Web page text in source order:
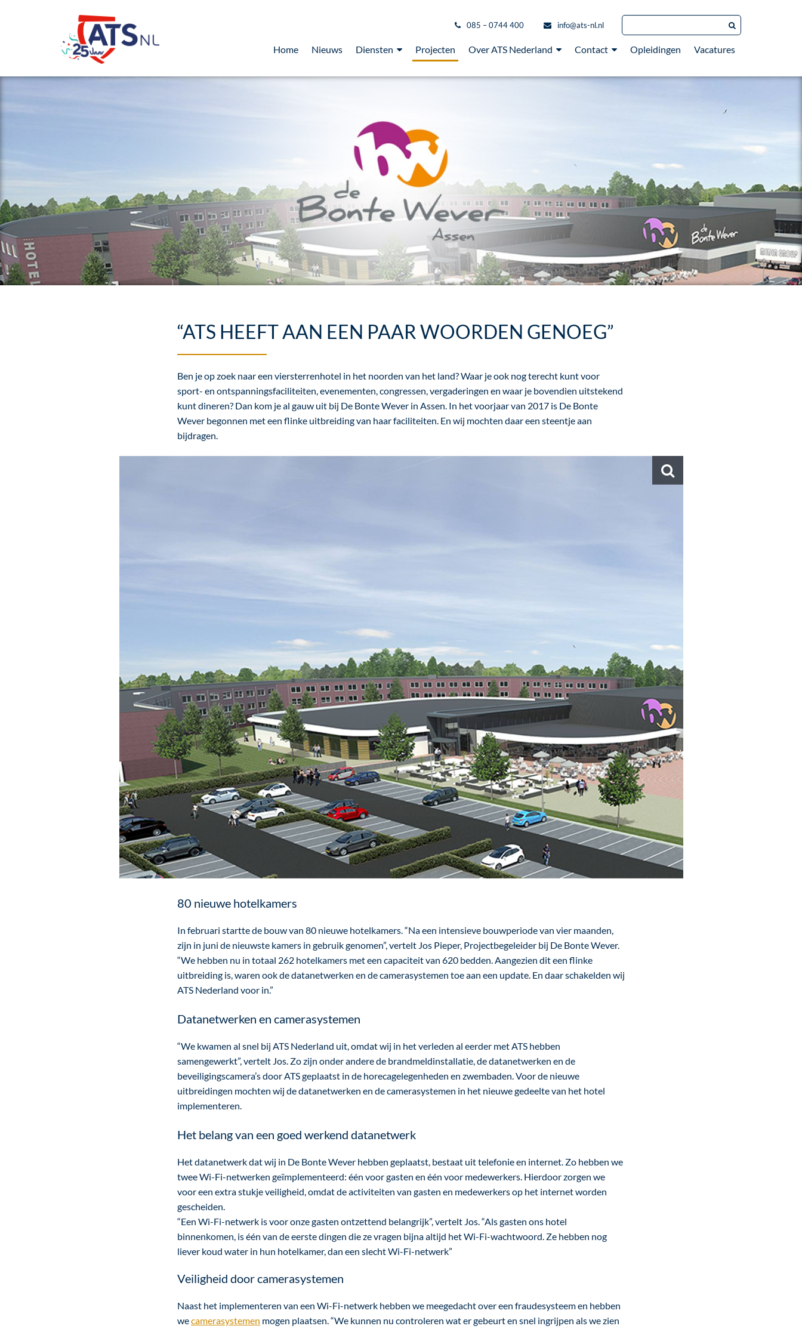
085 – 0744 400 info@ats-nl.nl
Home Nieuws Diensten Projecten Over ATS Nederland Contact Opleidingen Vacatures
“ATS HEEFT AAN EEN PAAR WOORDEN GENOEG”
Ben je op zoek naar een viersterrenhotel in het noorden van het land? Waar je ook nog terecht kunt voor
sport- en ontspanningsfaciliteiten, evenementen, congressen, vergaderingen en waar je bovendien uitstekend
kunt dineren? Dan kom je al gauw uit bij De Bonte Wever in Assen. In het voorjaar van 2017 is De Bonte
Wever begonnen met een flinke uitbreiding van haar faciliteiten. En wij mochten daar een steentje aan
bijdragen.
80 nieuwe hotelkamers
In februari startte de bouw van 80 nieuwe hotelkamers. “Na een intensieve bouwperiode van vier maanden,
zijn in juni de nieuwste kamers in gebruik genomen”, vertelt Jos Pieper, Projectbegeleider bij De Bonte Wever.
“We hebben nu in totaal 262 hotelkamers met een capaciteit van 620 bedden. Aangezien dit een flinke
uitbreiding is, waren ook de datanetwerken en de camerasystemen toe aan een update. En daar schakelden wij
ATS Nederland voor in.”
Datanetwerken en camerasystemen
“We kwamen al snel bij ATS Nederland uit, omdat wij in het verleden al eerder met ATS hebben
samengewerkt”, vertelt Jos. Zo zijn onder andere de brandmeldinstallatie, de datanetwerken en de
beveiligingscamera’s door ATS geplaatst in de horecagelegenheden en zwembaden. Voor de nieuwe
uitbreidingen mochten wij de datanetwerken en de camerasystemen in het nieuwe gedeelte van het hotel
implementeren.
Het belang van een goed werkend datanetwerk
Het datanetwerk dat wij in De Bonte Wever hebben geplaatst, bestaat uit telefonie en internet. Zo hebben we
twee Wi-Fi-netwerken geïmplementeerd: één voor gasten en één voor medewerkers. Hierdoor zorgen we
voor een extra stukje veiligheid, omdat de activiteiten van gasten en medewerkers op het internet worden
gescheiden.
“Een Wi-Fi-netwerk is voor onze gasten ontzettend belangrijk”, vertelt Jos. “Als gasten ons hotel
binnenkomen, is één van de eerste dingen die ze vragen bijna altijd het Wi-Fi-wachtwoord. Ze hebben nog
liever koud water in hun hotelkamer, dan een slecht Wi-Fi-netwerk”
Veiligheid door camerasystemen
Naast het implementeren van een Wi-Fi-netwerk hebben we meegedacht over een fraudesysteem en hebben
wecamerasystemen mogen plaatsen. “We kunnen nu controleren wat er gebeurt en snel ingrijpen als we zien